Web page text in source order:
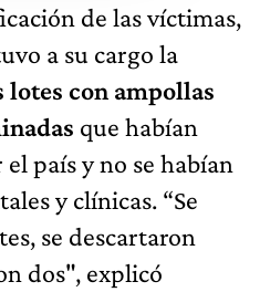
de las víctimas,
a su cargo la
con ampollas
que habían
país y no se habían
y clínicas. “Se
se descartaron
dos", explicó